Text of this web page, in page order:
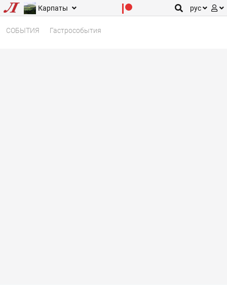
Карпаты рус
СОБЫТИЯ Гастрособытия